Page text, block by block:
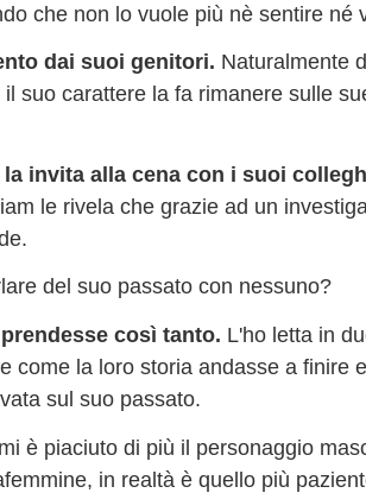
che non lo vuole più nè sentire né
dai suoi genitori. Naturalmente
suo carattere la fa rimanere sulle
la invita alla cena con i suoi
le rivela che grazie ad un
del suo passato con nessuno?
così tanto. L'ho letta in
come la loro storia andasse a finire e
sul suo passato.
è piaciuto di più il personaggio
in realtà è quello più